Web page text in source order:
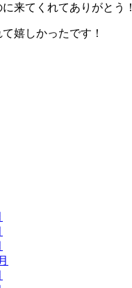
来てくれてありがとう！
嬉しかったです！